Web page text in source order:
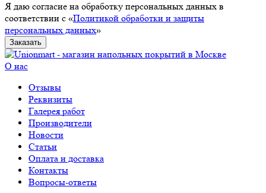
Я даю согласие на обработку персональных данных в
соответствии с «Политикой обработки и защиты
персональных данных»
Заказать
О нас
Отзывы
Реквизиты
Галерея работ
Производители
Новости
Статьи
Оплата и доставка
Контакты
Вопросы-ответы